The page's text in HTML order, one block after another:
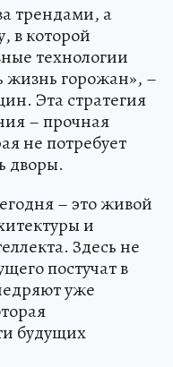
трендами, а
в которой
технологии
жизнь горожан», –
Эта стратегия
– прочная
не потребует
дворы.
– это живой
и
Здесь не
постучат в
уже
будущих